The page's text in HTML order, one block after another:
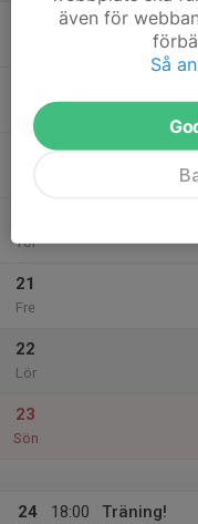
18:00
Träning!
18:30
Träninga!
Björkvallen
Tor
21
Fre
22
Lör
23
Sön
24
18:00
Träning!
även för
Så